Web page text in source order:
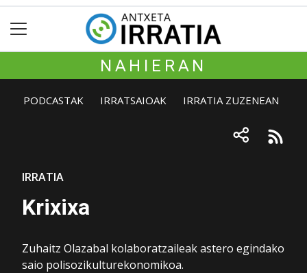
NAHIERAN
PODCASTAK IRRATSAIOAK IRRATIA ZUZENEAN
IRRATIA
Krixixa
Zuhaitz Olazabal kolaboratzaileak astero egindako
saio polisozikulturekonomikoa.